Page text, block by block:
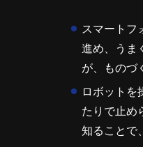
スマートフ
進め、うま
が、ものづ
ロボットを
たりで止め
知ることで